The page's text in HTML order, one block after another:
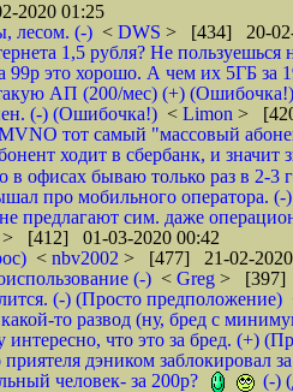
2020 01:25
лесом. (-) < DWS > [434] 20-02-
1,5 рубля? Не
99р это хорошо. А чем их 5ГБ
такую АП (200/мес) (+) (Ошибочка!)
(-) (Ошибочка!) < Limon >
тот самый "массовый
ходит в сбербанк, и значит
в офисах бываю только раз в 2-
про мобильного оператора. (-)
предлагают сим. даже
> [412] 01-03-2020 00:42
< nbv2002 > [477] 21-02-2020
(-) < Greg > [397]
(-) (Просто предположение)
то развод (ну, бред с
что это за бред. (+)
дэником заблокировал
человек- за 200р?
(-)